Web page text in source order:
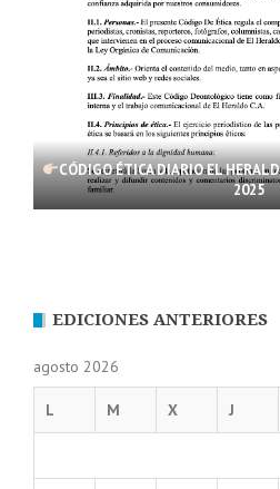
CÓDIGO ÉTICA DIARIO EL
2025
EDICIONES ANTERIORES
agosto 2026
L M X J